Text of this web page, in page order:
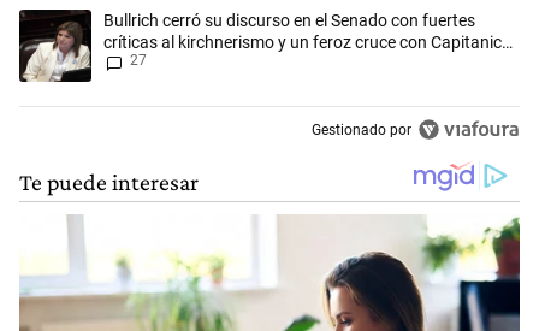
Un artículo de tendencia con el título "Bullrich cerró su discurso en el
Bullrich cerró su discurso en el Senado con fuertes
críticas al kirchnerismo y un feroz cruce con Capitanich
al que le gritó “¡cállate!”
27
Gestionado por